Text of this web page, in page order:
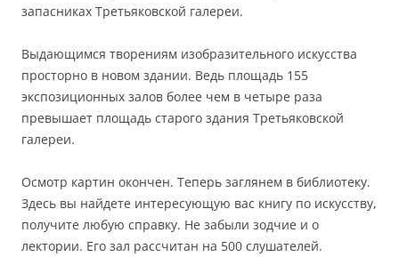
запасниках Третьяковской галереи.
Выдающимся творениям изобразительного искусства
просторно в новом здании. Ведь площадь 155
экспозиционных залов более чем в четыре раза
превышает площадь старого здания Третьяковской
галереи.
Осмотр картин окончен. Теперь заглянем в библиотеку.
Здесь вы найдете интересующую вас книгу по искусству,
получите любую справку. Не забыли зодчие и о
лектории. Его зал рассчитан на 500 слушателей.